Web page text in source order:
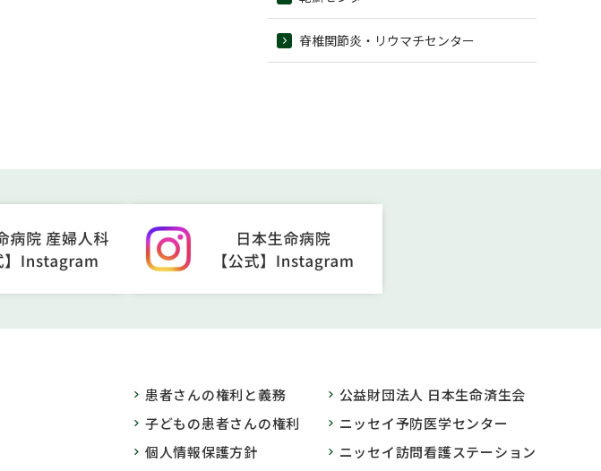
脊椎関節炎・リウマチセンター
患者さんの権利と義務
子どもの患者さんの権利
個人情報保護方針
公益財団法人 日本生命済生会
ニッセイ予防医学センター
ニッセイ訪問看護ステーション